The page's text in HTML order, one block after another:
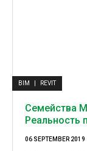
BIM REVIT
Семейства
Реальность
06 SEPTEMBER 2019